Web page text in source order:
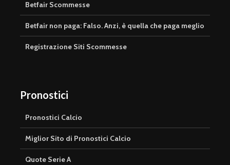
Betfair Scommesse
Betfair non paga: Falso. Anzi, è quella che paga meglio
Registrazione Siti Scommesse
Pronostici
Pronostici Calcio
Miglior Sito di Pronostici Calcio
Quote Serie A